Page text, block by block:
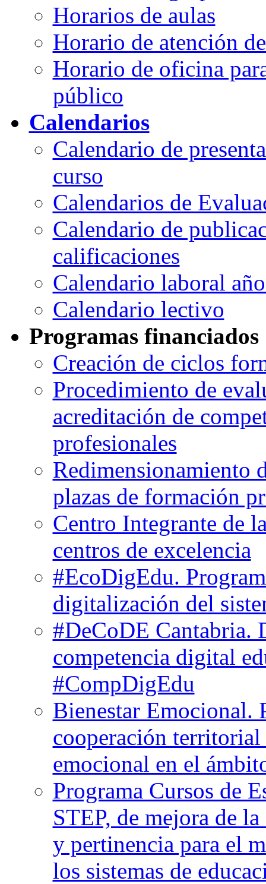
Horarios de aulas
Horario de atención
Horario de oficina
público
Calendarios
Calendario de
curso
Calendarios de
Calendario de
calificaciones
Calendario laboral
Calendario lectivo
Programas financiados
Creación de ciclos
Procedimiento de
acreditación de
profesionales
Redimensionamiento
plazas de formación
Centro Integrante de
centros de excelencia
#EcoDigEdu.
digitalización del
#DeCoDE Cantabria.
competencia digital
#CompDigEdu
Bienestar Emocional.
cooperación territorial
emocional en el
Programa Cursos de
STEP, de mejora de
y pertinencia para el
los sistemas de